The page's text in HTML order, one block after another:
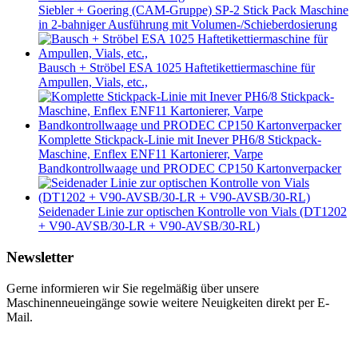
Siebler + Goering (CAM-Gruppe) SP-2 Stick Pack Maschine
in 2-bahniger Ausführung mit Volumen-/Schieberdosierung
Bausch + Ströbel ESA 1025 Haftetikettiermaschine für
Ampullen, Vials, etc.,
Komplette Stickpack-Linie mit Inever PH6/8 Stickpack-
Maschine, Enflex ENF11 Kartonierer, Varpe
Bandkontrollwaage und PRODEC CP150 Kartonverpacker
Seidenader Linie zur optischen Kontrolle von Vials (DT1202
+ V90-AVSB/30-LR + V90-AVSB/30-RL)
Newsletter
Gerne informieren wir Sie regelmäßig über unsere
Maschinenneueingänge sowie weitere Neuigkeiten direkt per E-
Mail.